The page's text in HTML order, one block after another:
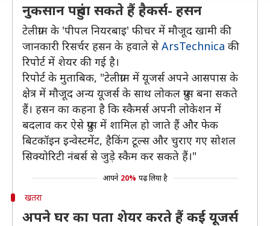
नुकसान पहुंचा सकते हैं हैकर्स- हसन
टेलीग्राम के 'पीपल नियरबाइ' फीचर में मौजूद खामी की
जानकारी रिसर्चर हसन के हवाले सेArsTechnica की
रिपोर्ट में शेयर की गई है।
रिपोर्ट के मुताबिक, "टेलीग्राम में यूजर्स अपने आसपास के
क्षेत्र में मौजूद अन्य यूजर्स के साथ लोकल ग्रुप्स बना सकते
हैं। हसन का कहना है कि स्कैमर्स अपनी लोकेशन में
बदलाव कर ऐसे ग्रुप्स में शामिल हो जाते हैं और फेक
बिटकॉइन इन्वेस्टमेंट, हैकिंग टूल्स और चुराए गए सोशल
सिक्योरिटी नंबर्स से जुड़े स्कैम कर सकते हैं।"
आपने 20% पढ़ लिया है
खतरा
अपने घर का पता शेयर करते हैं कई यूजर्स